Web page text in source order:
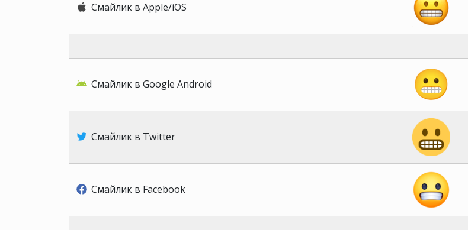
Смайлик в Apple/iOS
Смайлик в Google Android
Смайлик в Twitter
Смайлик в Facebook